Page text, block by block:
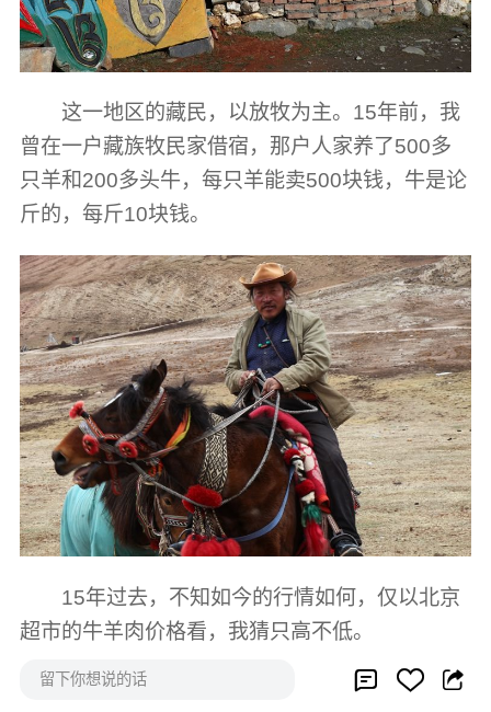
这一地区的藏民，以放牧为主。15年前，我
曾在一户藏族牧民家借宿，那户人家养了500多
只羊和200多头牛，每只羊能卖500块钱，牛是论
斤的，每斤10块钱。
15年过去，不知如今的行情如何，仅以北京
超市的牛羊肉价格看，我猜只高不低。
当然，这只是收购价，而咱们买到的东西，
留下你想说的话   